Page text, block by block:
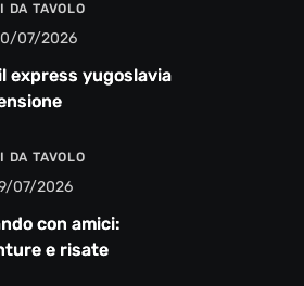
DA TAVOLO
07/2026
express yugoslavia
DA TAVOLO
07/2026
con amici:
e risate